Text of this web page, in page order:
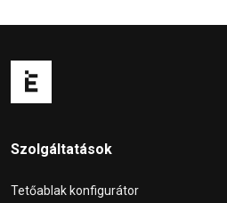
Szolgáltatások
Tetőablak konfigurátor